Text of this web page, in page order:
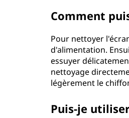
Comment
Pour nettoyer
d'alimentation.
essuyer
nettoyage
légèrement le
Puis-je